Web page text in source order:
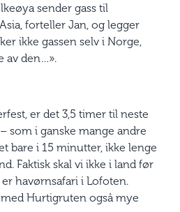
sender gass til
forteller Jan, og legger
ikke gassen selv i Norge,
av den…».
er det 3,5 timer til neste
som i ganske mange andre
bare i 15 minutter, ikke lenge
Faktisk skal vi ikke i land før
havørnsafari i Lofoten.
Hurtigruten også mye